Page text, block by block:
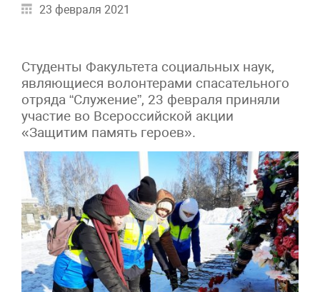
23 февраля 2021
Студенты Факультета социальных наук,
являющиеся волонтерами спасательного
отряда “Служение”, 23 февраля приняли
участие во Всероссийской акции
«Защитим память героев».